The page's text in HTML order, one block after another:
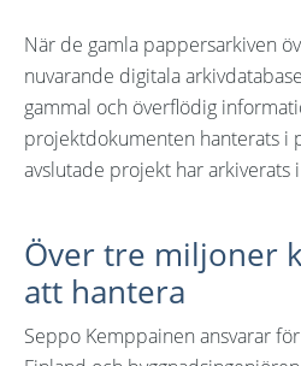
När de gamla pappersarkiven
nuvarande digitala
gammal och överflödig
projektdokumenten hanterats i
avslutade projekt har arkiverats
Över tre miljoner
att hantera
Seppo Kemppainen ansvarar